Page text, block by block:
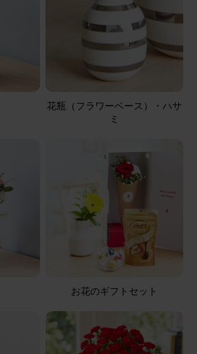
サイズ Happy Birthdayバルーン付き
2025/08/21
2025/08/12
、喜んでもらった
花瓶（フラワーベース）・ハサ
ミ
お花のギフトセット